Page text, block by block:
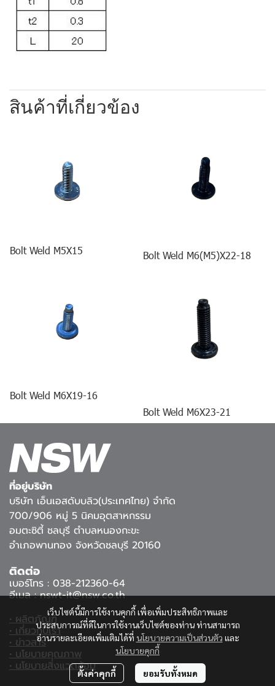
สินค้าที่เกี่ยวข้อง
Bolt Weld M5X15 Bolt Weld M6(M5)X22-18
Bolt Weld M6X19-16
Bolt Weld M6X23-21
เว็บไซต์นี้มีการใช้งานคุกกี้ เพื่อเพิ่มประสิทธิภาพและ
ประสบการณ์ที่ดีในการใช้งานเว็บไซต์ของท่าน ท่านสามารถ
อ่านรายละเอียดเพิ่มเติมได้ที่ นโยบายความเป็นส่วนตัว และ
นโยบายคุกกี้
ตั้งค่าคุกกี้ ยอมรับทั้งหมด
ที่อยู่บริษัท
บริษัท เอ็นเอสดับบลิว(ประเทศไทย) จำกัด
700/906 หมู่ 5 นิคมอุตสาหกรรม
อมตะซิตี้ ชลบุรี ตำบลหนองกะขะ
อำเภอพานทอง จังหวัดชลบุรี 20160
ติดต่อ
เบอร์โทร : 038-212360-64
อีเมล : nswt-it@nsw.co.th
• ผลิตภัณฑ์
• เกี่ยวกับเรา
• ข่าวสาร
• นโยบายคุณภาพ
• นโยบายสิ่งแวดล้อม